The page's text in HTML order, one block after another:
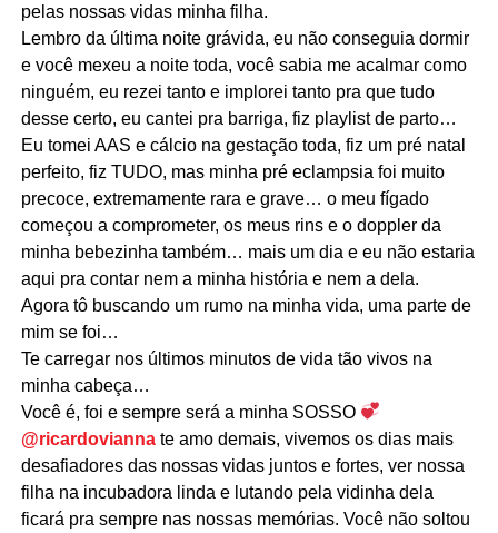
pelas nossas vidas minha filha.
Lembro da última noite grávida, eu não conseguia dormir
e você mexeu a noite toda, você sabia me acalmar como
ninguém, eu rezei tanto e implorei tanto pra que tudo
desse certo, eu cantei pra barriga, fiz playlist de parto…
Eu tomei AAS e cálcio na gestação toda, fiz um pré natal
perfeito, fiz TUDO, mas minha pré eclampsia foi muito
precoce, extremamente rara e grave… o meu fígado
começou a comprometer, os meus rins e o doppler da
minha bebezinha também… mais um dia e eu não estaria
aqui pra contar nem a minha história e nem a dela.
Agora tô buscando um rumo na minha vida, uma parte de
mim se foi…
Te carregar nos últimos minutos de vida tão vivos na
minha cabeça…
Você é, foi e sempre será a minha SOSSO
@ricardoviannate amo demais, vivemos os dias mais
desafiadores das nossas vidas juntos e fortes, ver nossa
filha na incubadora linda e lutando pela vidinha dela
ficará pra sempre nas nossas memórias. Você não soltou